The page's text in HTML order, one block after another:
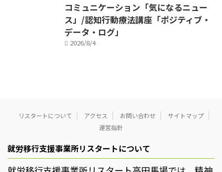
コミュニケーション「気になるニュー
ス」/認知行動療法講座「ポジティブ・
データ・ログ」
2026/8/4
リスタートについて アクセス お問い合わせ
サイトマップ
運営指針
就労移行支援事業所リスタートについて